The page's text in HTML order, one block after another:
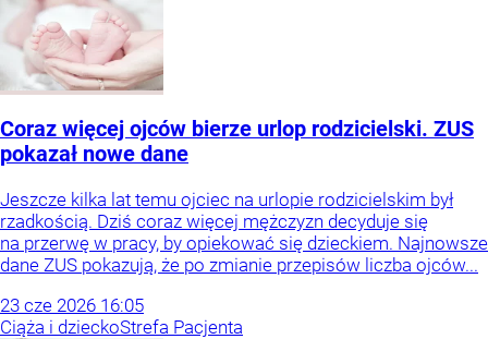
Coraz więcej ojców bierze urlop rodzicielski. ZUS
pokazał nowe dane
Jeszcze kilka lat temu ojciec na urlopie rodzicielskim był
rzadkością. Dziś coraz więcej mężczyzn decyduje się
na przerwę w pracy, by opiekować się dzieckiem. Najnowsze
dane ZUS pokazują, że po zmianie przepisów liczba ojców...
23 cze 2026 16:05
Ciąża i dzieckoStrefa Pacjenta